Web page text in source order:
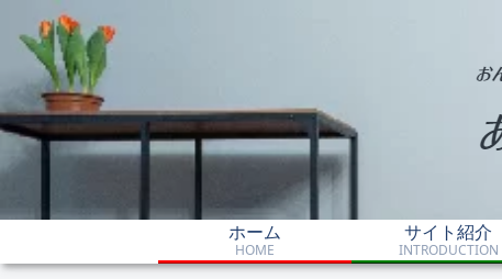
ホーム
HOME
サイト紹介
INTRODUCTION